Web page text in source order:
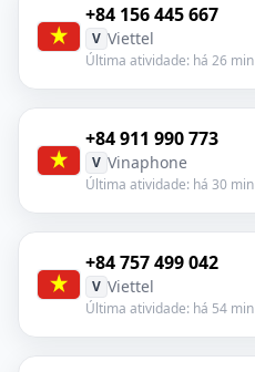
+84 156 445 667
V Viettel
Última atividade: há 26 min
+84 911 990 773
V Vinaphone
Última atividade: há 30 min
+84 757 499 042
V Viettel
Última atividade: há 54 min